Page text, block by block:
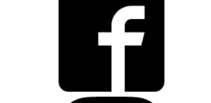
We denken graag mee over servies,
oplossingen op maat.
Bel ons